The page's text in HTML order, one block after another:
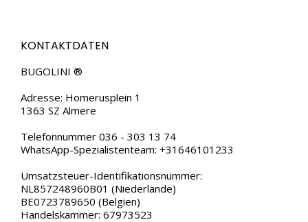
KONTAKTDATEN
BUGOLINI ®
Adresse: Homerusplein 1
1363 SZ Almere
Telefonnummer 036 - 303 13 74
WhatsApp-Spezialistenteam: +31646101233
Umsatzsteuer-Identifikationsnummer:
NL857248960B01 (Niederlande)
BE0723789650 (Belgien)
Handelskammer: 67973523